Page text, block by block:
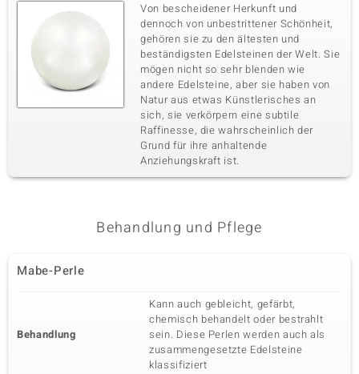
Von bescheidener Herkunft und
dennoch von unbestrittener Schönheit,
gehören sie zu den ältesten und
beständigsten Edelsteinen der Welt. Sie
mögen nicht so sehr blenden wie
andere Edelsteine, aber sie haben von
Natur aus etwas Künstlerisches an
sich, sie verkörpern eine subtile
Raffinesse, die wahrscheinlich der
Grund für ihre anhaltende
Anziehungskraft ist.
Behandlung und Pflege
Mabe-Perle
Behandlung
Kann auch gebleicht, gefärbt,
chemisch behandelt oder bestrahlt
sein. Diese Perlen werden auch als
zusammengesetzte Edelsteine
klassifiziert